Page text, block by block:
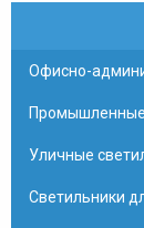
Офисно-
Уличные
Светильники